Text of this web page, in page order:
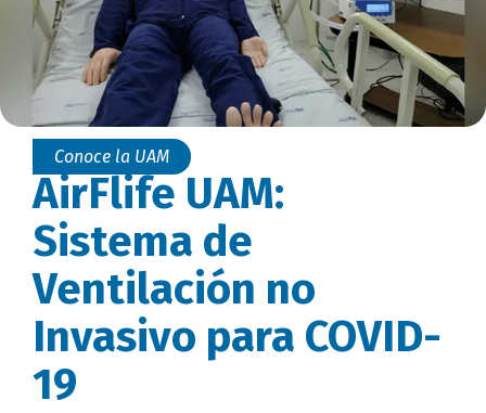
Conoce la UAM
AirFlife UAM:
Sistema de
Ventilación no
Invasivo para COVID-
19